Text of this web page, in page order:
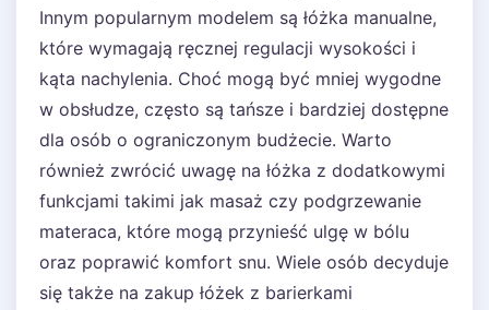
Innym popularnym modelem są łóżka manualne,
które wymagają ręcznej regulacji wysokości i
kąta nachylenia. Choć mogą być mniej wygodne
w obsłudze, często są tańsze i bardziej dostępne
dla osób o ograniczonym budżecie. Warto
również zwrócić uwagę na łóżka z dodatkowymi
funkcjami takimi jak masaż czy podgrzewanie
materaca, które mogą przynieść ulgę w bólu
oraz poprawić komfort snu. Wiele osób decyduje
się także na zakup łóżek z barierkami